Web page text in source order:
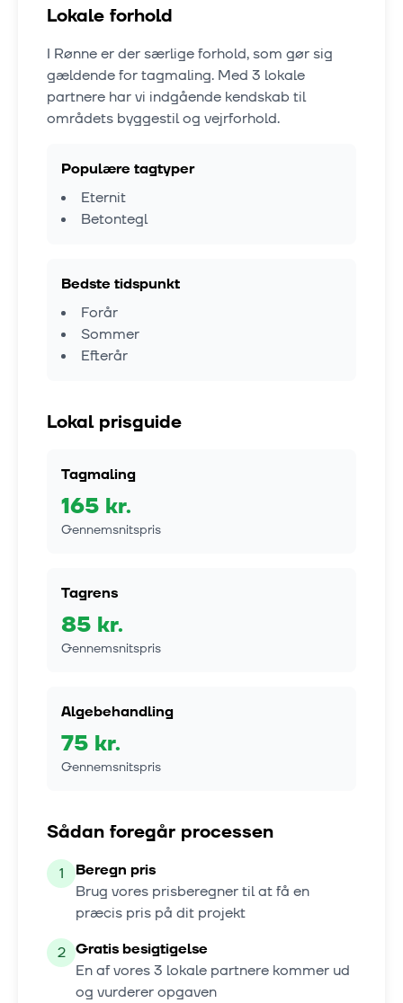
Lokale forhold
I Rønneer der særlige forhold, som gør sig
gældende for tagmaling. Med 3 lokale
partnere har vi indgående kendskab til
områdets byggestil og vejrforhold.
Populære tagtyper
Eternit
Betontegl
Bedste tidspunkt
Forår
Sommer
Efterår
Lokal prisguide
Tagmaling
165 kr.
Gennemsnitspris
Tagrens
85 kr.
Gennemsnitspris
Algebehandling
75 kr.
Gennemsnitspris
Sådan foregår processen
1
Beregn pris
Brug vores prisberegner til at få en
præcis pris på dit projekt
2 Gratis besigtigelse
En af vores3 lokale partnere kommer ud
og vurderer opgaven